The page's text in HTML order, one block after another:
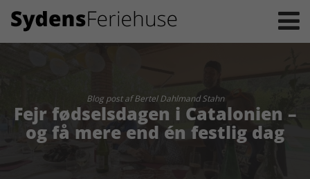
Blog post af Bertel Dahlmand Stahn
Fejr fødselsdagen i Catalonien –
og få mere end én festlig dag